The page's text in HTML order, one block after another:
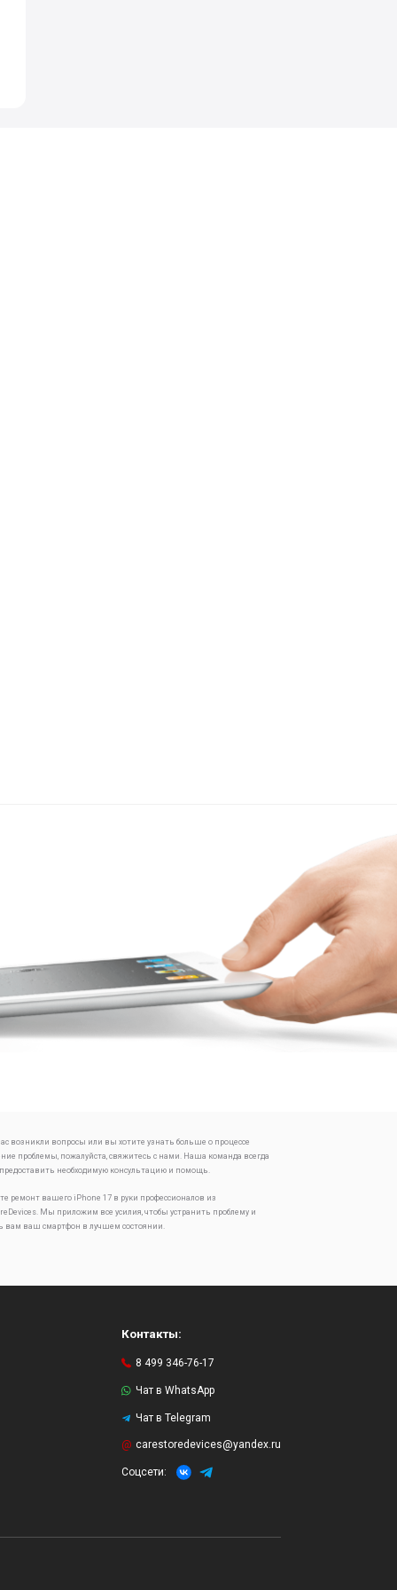
возникли вопросы или вы хотите узнать больше о процессе
проблемы, пожалуйста, свяжитесь с нами. Наша команда всегда
необходимую консультацию и помощь.
ремонт вашего iPhone 17 в руки профессионалов из
Мы приложим все усилия, чтобы устранить проблему и
вам ваш смартфон в лучшем состоянии.
Контакты:
8 499 346-76-17
Чат в WhatsApp
Чат в Telegram
carestoredevices@yandex.ru
Соцсети: